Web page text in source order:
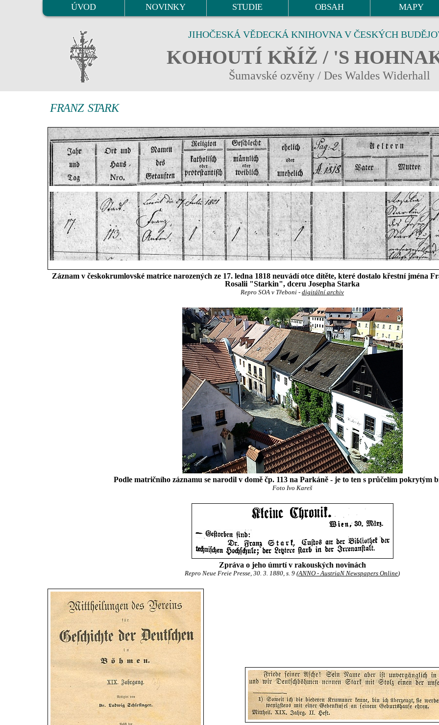
ÚVOD NOVINKY STUDIE OBSAH MAPY
JIHOČESKÁ VĚDECKÁ KNIHOVNA V ČESKÝCH
KOHOUTÍ KŘÍŽ / 'S
Šumavské ozvěny / Des Waldes Widerhall
FRANZ STARK
Záznam v českokrumlovské matrice narozených ze 17. ledna 1818 neuvádí otce dítěte, které dostalo křestní jména
Rosalii "Starkin", dceru Josepha Starka
Repro SOA v Třeboni - digitální archiv
Podle matričního záznamu se narodil v domě čp. 113 na Parkáně - je to ten s průčelím pokrytým
Foto Ivo Kareš
Zpráva o jeho úmrtí v rakouských novinách
Repro Neue Freie Presse, 30. 3. 1880, s. 9 (ANNO - AustriaN Newspapers Online)